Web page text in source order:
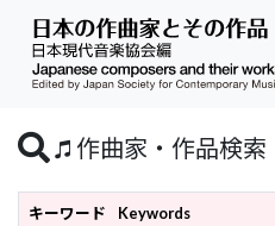
作曲家・作品検索
キーワード Keywords